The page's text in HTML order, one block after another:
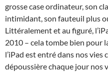
grosse case ordinateur, son
intimidant, son fauteuil plus
Littéralement et au figuré,
2010 – cela tombe bien pour
l’iPad est entré dans nos
dépoussière chaque jour